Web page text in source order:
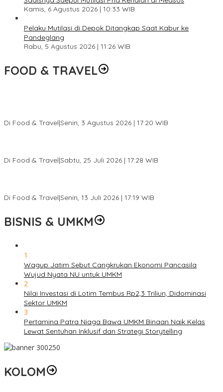
Kamis, 6 Agustus 2026 | 10:33 WIB
Pelaku Mutilasi di Depok Ditangkap Saat Kabur ke
Pandeglang
Rabu, 5 Agustus 2026 | 11:26 WIB
FOOD & TRAVEL
Di Food & Travel|Senin, 3 Agustus 2026 | 17:20 WIB
Di Food & Travel|Sabtu, 25 Juli 2026 | 17:28 WIB
Di Food & Travel|Senin, 13 Juli 2026 | 17:19 WIB
BISNIS & UMKM
1
Wagup Jatim Sebut Cangkrukan Ekonomi Pancasila
Wujud Nyata NU untuk UMKM
2
Nilai Investasi di Lotim Tembus Rp2,3 Triliun, Didominasi
Sektor UMKM
3
Pertamina Patra Niaga Bawa UMKM Binaan Naik Kelas
Lewat Sentuhan Inklusif dan Strategi Storytelling
KOLOM